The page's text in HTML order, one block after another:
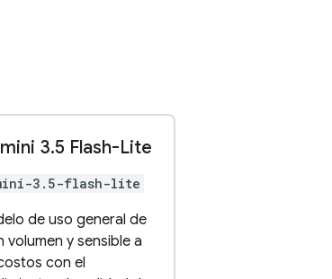
3.5 Flash-Lite
3.5-flash-lite
de uso general de
volumen y sensible a
con el